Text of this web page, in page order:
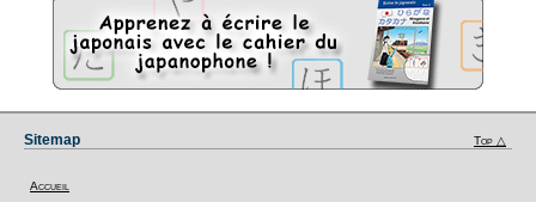
Sitemap Top △
Accueil